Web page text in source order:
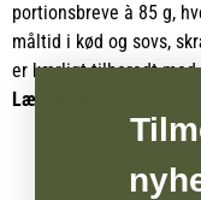
portionsbreve à 85 g,
måltid i kød og sovs,
er kærligt tilberedt med
% animalske proteiner
Pakken byder på
okse, som sikrer både
Læs mere